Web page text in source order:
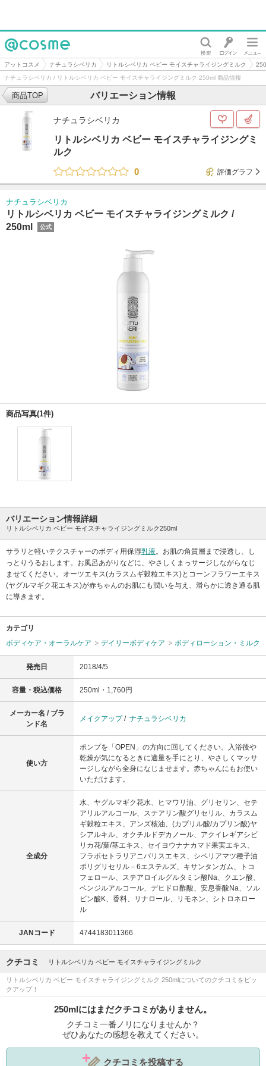
@cosme
アットコスメ ナチュラシベリカ リトルシベリカ ベビー モイスチャライジングミルク
ナチュラシベリカ / リトルシベリカ ベビー モイスチャライジングミルク 250ml 商品情報
バリエーション情報
商品TOP
ナチュラシベリカ
リトルシベリカ ベビー モイスチャライジングミ
ルク
0
評価グラフ
ナチュラシベリカ
リトルシベリカ ベビー モイスチャライジングミルク /
250ml
公式
商品写真(1件)
バリエーション情報詳細
リトルシベリカ ベビー モイスチャライジングミルク250ml
サラリと軽いテクスチャーのボディ用保湿乳液。お肌の角質層まで浸透し、し
っとりうるおします。お風呂あがりなどに、やさしくまっサージしながらなじ
ませてください。オーツエキス(カラスムギ穀粒エキス)とコーンフラワーエキス
(ヤグルマギク花エキス)が赤ちゃんのお肌にも潤いを与え、滑らかに透き通る肌
に導きます。
カテゴリ
ボディケア・オーラルケア
デイリーボディケア ボディローション・ミルク
発売日 2018/4/5
容量・税込価格 250ml・1,760円
メーカー名 / ブラ
ンド名
メイクアップ/ ナチュラシベリカ
使い方
ポンプを「OPEN」の方向に回してください。入浴後や
乾燥が気になるときに適量を手にとり、やさしくマッサ
ージしながら全身になじませます。赤ちゃんにもお使い
いただけます。
全成分
水、ヤグルマギク花水、ヒマワリ油、グリセリン、セテ
アリルアルコール、ステアリン酸グリセリル、カラスム
ギ穀粒エキス、アンズ核油、(カプリル酸/カプリン酸)ヤ
シアルキル、オクチルドデカノール、アクイレギアシビ
リカ花/葉/茎エキス、セイヨウナナカマド果実エキス、
フラボセトラリアニバリスエキス、シベリアマツ種子油
ポリグリセリル－6エステルズ、キサンタンガム、トコ
フェロール、ステアロイルグルタミン酸Na、クエン酸、
ベンジルアルコール、デヒドロ酢酸、安息香酸Na、ソル
ビン酸K、香料、リナロール、リモネン、シトロネロー
ル
JANコード 4744183011366
クチコミ リトルシベリカ ベビー モイスチャライジングミルク
リトルシベリカ ベビー モイスチャライジングミルク 250mlについてのクチコミをピッ
クアップ！
250mlにはまだクチコミがありません。
クチコミ一番ノリになりませんか？
ぜひあなたの感想を教えてください。
クチコミを投稿する